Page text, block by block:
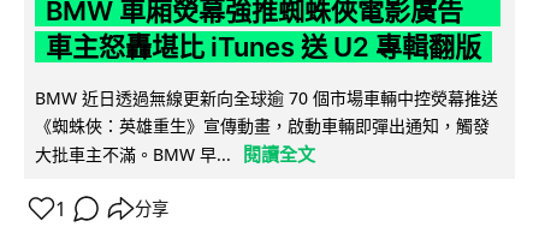
BMW 車廂熒幕強推蜘蛛俠電影廣告
車主怒轟堪比 iTunes 送 U2 專輯翻版
BMW 近日透過無線更新向全球逾 70 個市場車輛中控熒幕推送
《蜘蛛俠：英雄重生》宣傳動畫，啟動車輛即彈出通知，觸發
大批車主不滿。BMW 早...
閱讀全文
1 分享